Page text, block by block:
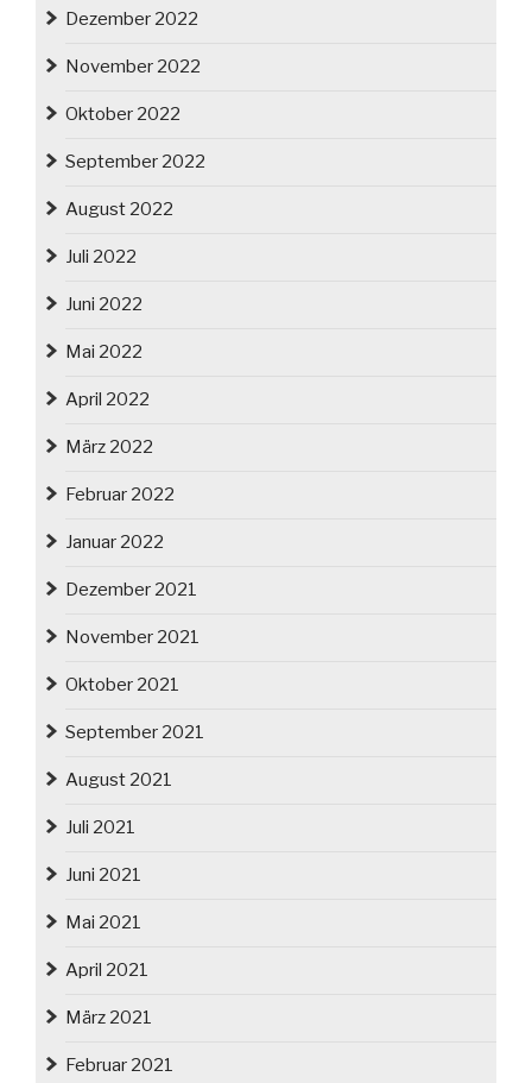
Dezember 2022
November 2022
Oktober 2022
September 2022
August 2022
Juli 2022
Juni 2022
Mai 2022
April 2022
März 2022
Februar 2022
Januar 2022
Dezember 2021
November 2021
Oktober 2021
September 2021
August 2021
Juli 2021
Juni 2021
Mai 2021
April 2021
März 2021
Februar 2021